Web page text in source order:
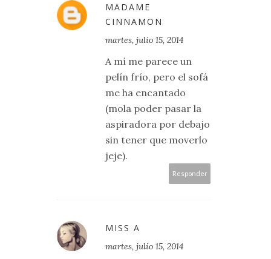
MADAME
CINNAMON
martes, julio 15, 2014
A mí me parece un
pelín frío, pero el sofá
me ha encantado
(mola poder pasar la
aspiradora por debajo
sin tener que moverlo
jeje).
Responder
MISS A
martes, julio 15, 2014